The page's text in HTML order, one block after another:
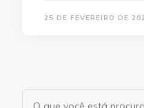
25 DE FEVEREIRO DE
Procurando